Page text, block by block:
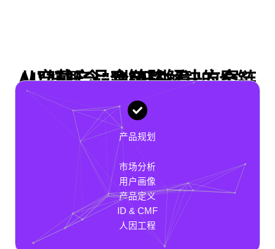
AI穿戴产品全链路解决方案：从"好概念"到"好生意"的全链路闭环
产品规划
市场分析
用户画像
产品定义
ID & CMF
人因工程